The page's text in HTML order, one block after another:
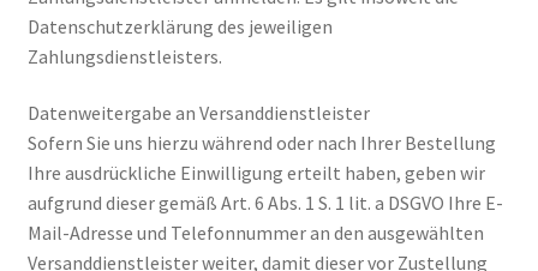
Datenschutzerklärung des jeweiligen
Zahlungsdienstleisters.
Datenweitergabe an Versanddienstleister
Sofern Sie uns hierzu während oder nach Ihrer Bestellung
Ihre ausdrückliche Einwilligung erteilt haben, geben wir
aufgrund dieser gemäß Art. 6 Abs. 1 S. 1 lit. a DSGVO Ihre E-
Mail-Adresse und Telefonnummer an den ausgewählten
Versanddienstleister weiter, damit dieser vor Zustellung